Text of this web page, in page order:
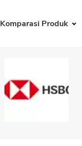
Komparasi Produk